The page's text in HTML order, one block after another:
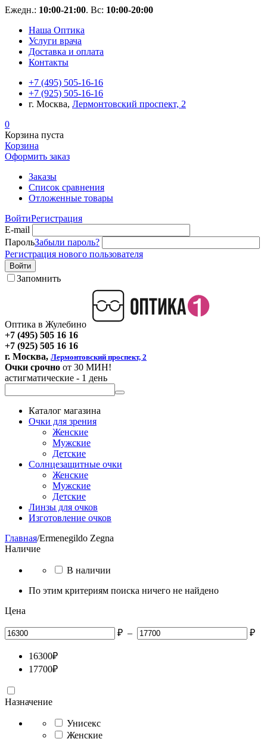
Ежедн.: 10:00-21:00. Вс: 10:00-20:00
Наша Оптика
Услуги врача
Доставка и оплата
Контакты
+7 (495) 505-16-16
+7 (925) 505-16-16
г. Москва, Лермонтовский проспект, 2
0
Корзина пуста
Корзина
Оформить заказ
Заказы
Список сравнения
Отложенные товары
ВойтиРегистрация
E-mail
ПарольЗабыли пароль?
Регистрация нового пользователя
Войти
Запомнить
Оптика в Жулебино
+7 (495) 505 16 16
+7 (925) 505 16 16
г. Москва, Лермонтовский проспект, 2
Очки срочно от 30 МИН!
астигматические - 1 день
Каталог магазина
Очки для зрения
Женские
Мужские
Детские
Солнцезащитные очки
Женские
Мужские
Детские
Линзы для очков
Изготовление очков
Главная/Ermenegildo Zegna
Наличие
В наличии
По этим критериям поиска ничего не найдено
Цена
₽ – ₽
16300₽
17700₽
Назначение
Унисекс
Женские